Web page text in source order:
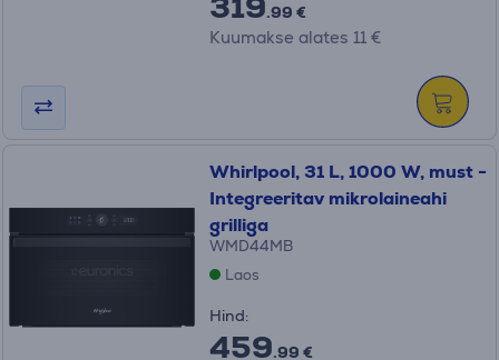
.99 €
Kuumakse alates 11 €
Whirlpool, 31 L, 1000 W, must -
Integreeritav mikrolaineahi
grilliga
WMD44MB
Laos
Hind:
459.99 €